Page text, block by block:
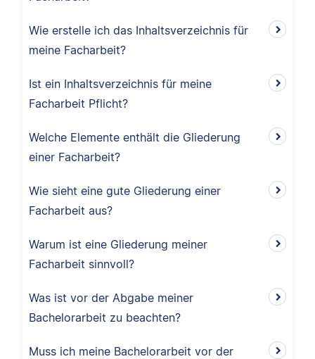
Wie erstelle ich das Inhaltsverzeichnis für
meine Facharbeit?
Ist ein Inhaltsverzeichnis für meine
Facharbeit Pflicht?
Welche Elemente enthält die Gliederung
einer Facharbeit?
Wie sieht eine gute Gliederung einer
Facharbeit aus?
Warum ist eine Gliederung meiner
Facharbeit sinnvoll?
Was ist vor der Abgabe meiner
Bachelorarbeit zu beachten?
Muss ich meine Bachelorarbeit vor der